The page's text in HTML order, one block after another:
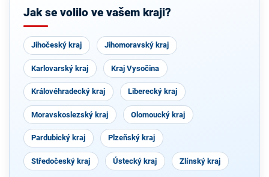
Jak se volilo ve vašem kraji?
Jihočeský kraj Jihomoravský kraj
Karlovarský kraj Kraj Vysočina
Královéhradecký kraj Liberecký kraj
Moravskoslezský kraj Olomoucký kraj
Pardubický kraj Plzeňský kraj
Středočeský kraj Ústecký kraj Zlínský kraj